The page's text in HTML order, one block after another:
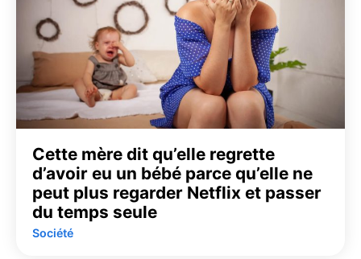
Cette mère dit qu’elle regrette
d’avoir eu un bébé parce qu’elle ne
peut plus regarder Netflix et passer
du temps seule
Société